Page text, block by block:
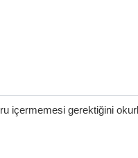
gerektiğini